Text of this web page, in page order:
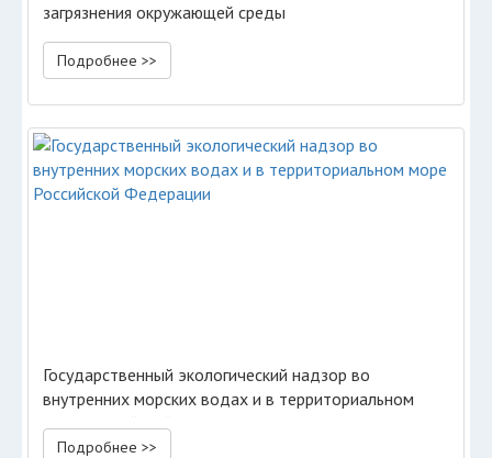
загрязнения окружающей среды
Подробнее >>
Государственный экологический надзор во
внутренних морских водах и в территориальном
море Российской Федерации
Подробнее >>